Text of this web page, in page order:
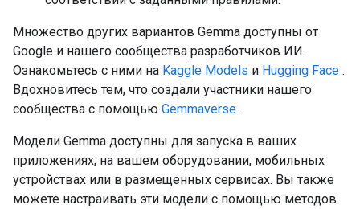
Множество других вариантов Gemma доступны от
Google и нашего сообщества разработчиков ИИ.
Ознакомьтесь с ними на Kaggle Models и Hugging Face .
Вдохновитесь тем, что создали участники нашего
сообщества с помощью Gemmaverse .
Модели Gemma доступны для запуска в ваших
приложениях, на вашем оборудовании, мобильных
устройствах или в размещенных сервисах. Вы также
можете настраивать эти модели с помощью методов